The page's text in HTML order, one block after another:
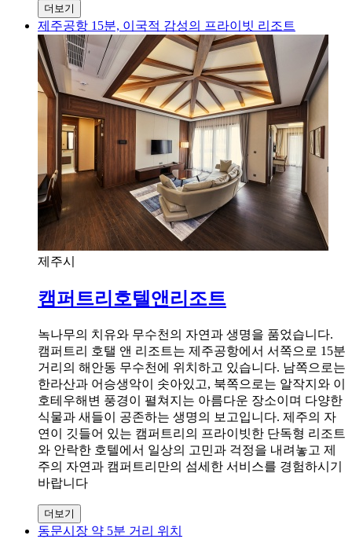
더보기
제주공항 15분, 이국적 감성의 프라이빗 리조트
제주시
캠퍼트리호텔앤리조트
녹나무의 치유와 무수천의 자연과 생명을 품었습니다.
캠퍼트리 호탤 앤 리조트는 제주공항에서 서쪽으로 15분
거리의 해안동 무수천에 위치하고 있습니다. 남쪽으로는
한라산과 어승생악이 솟아있고, 북쪽으로는 알작지와 이
호테우해변 풍경이 펼쳐지는 아름다운 장소이며 다양한
식물과 새들이 공존하는 생명의 보고입니다. 제주의 자
연이 깃들어 있는 캠퍼트리의 프라이빗한 단독형 리조트
와 안락한 호텔에서 일상의 고민과 걱정을 내려놓고 제
주의 자연과 캠퍼트리만의 섬세한 서비스를 경험하시기
바랍니다
더보기
동문시장 약 5분 거리 위치